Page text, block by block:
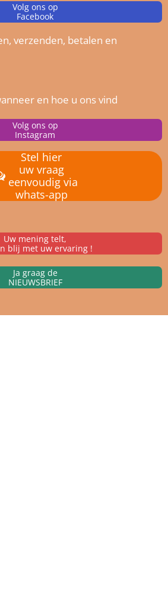
Volg ons op
Facebook
verzenden, betalen en
en hoe u ons vind
Volg ons op
Instagram
Stel hier
uw vraag
eenvoudig via
whats-app
Uw mening telt,
blij met uw ervaring !
Ja graag de
NIEUWSBRIEF